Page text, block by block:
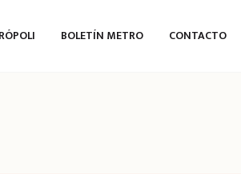
BOLETÍN METRO CONTACTO